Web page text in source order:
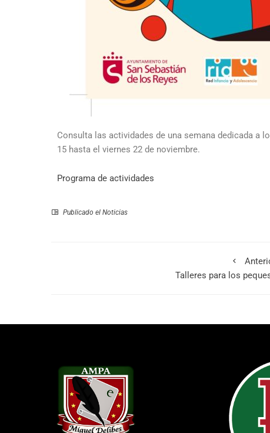
Consulta las actividades de una semana dedicada a
15 hasta el viernes 22 de noviembre.
Programa de actividades
Publicado el Noticias
Talleres para los